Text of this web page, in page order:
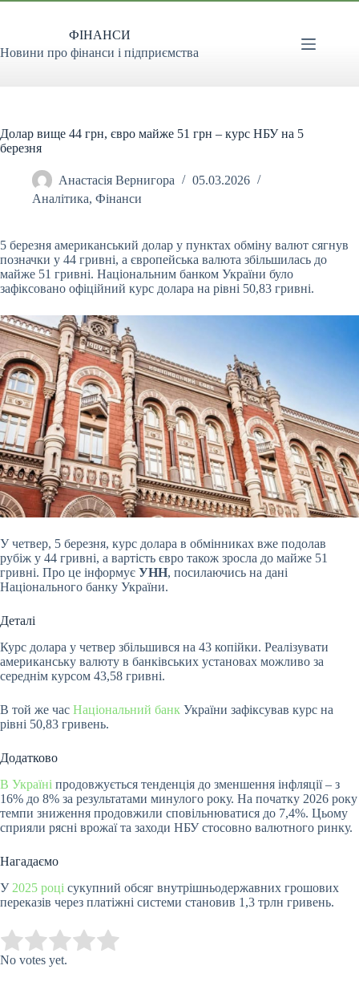
Перейти
ФІНАНСИ
Новини про фінанси і підприємства
Долар вище 44 грн, євро майже 51 грн – курс НБУ на 5
березня
Анастасія Вернигора
05.03.2026
Аналітика, Фінанси
5 березня американський долар у пунктах обміну валют сягнув
позначки у 44 гривні, а європейська валюта збільшилась до
майже 51 гривні. Національним банком України було
зафіксовано офіційний курс долара на рівні 50,83 гривні.
У четвер, 5 березня, курс долара в обмінниках вже подолав
рубіж у 44 гривні, а вартість євро також зросла до майже 51
гривні. Про це інформує УНН, посилаючись на дані
Національного банку України.
Деталі
Курс долара у четвер збільшився на 43 копійки. Реалізувати
американську валюту в банківських установах можливо за
середнім курсом 43,58 гривні.
В той же час Національний банк України зафіксував курс на
рівні 50,83 гривень.
Додатково
В Україні продовжується тенденція до зменшення інфляції – з
16% до 8% за результатами минулого року. На початку 2026 року
темпи зниження продовжили сповільнюватися до 7,4%. Цьому
сприяли рясні врожаї та заходи НБУ стосовно валютного ринку.
Нагадаємо
У 2025 році сукупний обсяг внутрішньодержавних грошових
переказів через платіжні системи становив 1,3 трлн гривень.
Rate this item:
No votes yet.